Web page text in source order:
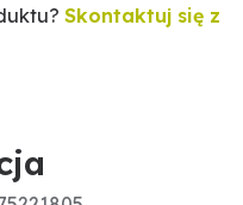
Skontaktuj się z